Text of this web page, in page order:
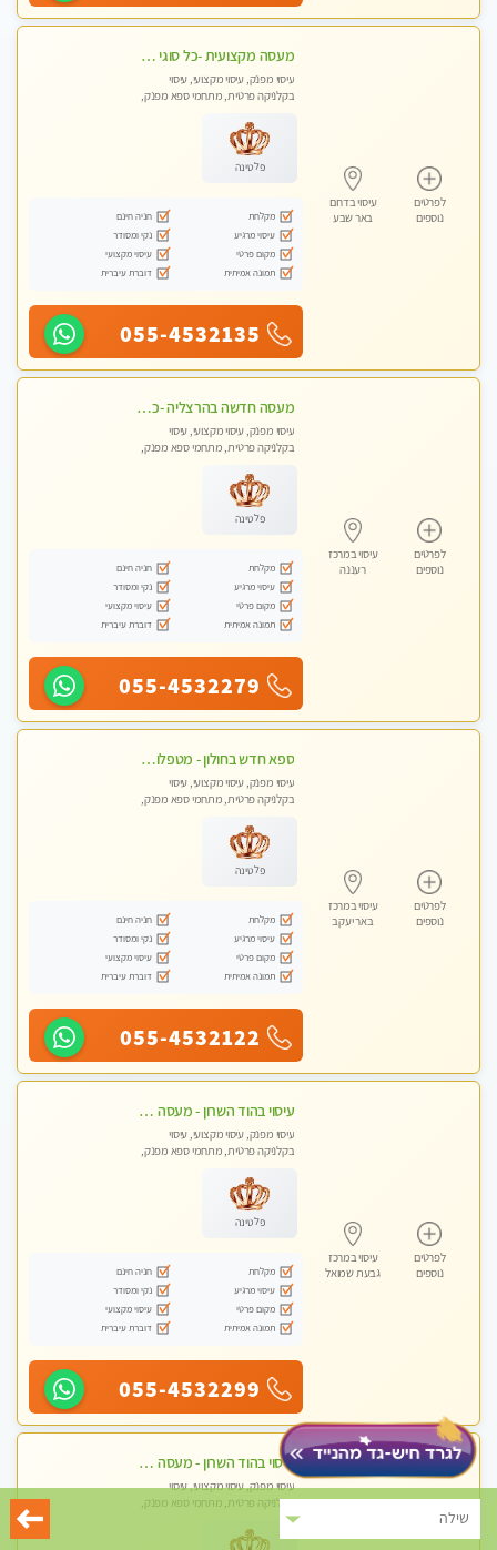
שילה
לפרטים
נוספים
עיסוי בדרום
באר שבע
מעסה מקצועית -כל סוגי העיסויים מעסה מקצועית ואיכותית פרטי!!! ללא מין ! פרטים בווצאפ- WhatsApp
עיסוי מפנק, עיסוי מקצועי, עיסוי
בקלניקה פרטית, מתחמי ספא מפנק,
פלטינה
מקלחת
חניה חינם
עיסוי מרגיע
נקי ומסודר
מקום פרטי
עיסוי מקצועי
תמונה אמיתית
דוברת עיברית
055-4532135
לפרטים
נוספים
עיסוי במרכז
רעננה
מעסה חדשה בהרצליה -כל סוגי העיסויים מעסה מקצועית ואיכותית פרטי!!!מומלץ לחלוטין!! אירוח ברמה אחרת ...כולל שתיה חמה/קרה + בקבוק מים
עיסוי מפנק, עיסוי מקצועי, עיסוי
בקלניקה פרטית, מתחמי ספא מפנק,
פלטינה
מקלחת
חניה חינם
עיסוי מרגיע
נקי ומסודר
מקום פרטי
עיסוי מקצועי
תמונה אמיתית
דוברת עיברית
055-4532279
לפרטים
נוספים
עיסוי במרכז
באר יעקב
ספא חדש בחולון - מטפלות מקצועיות ברמה גבוהה מומלץ מאוד !!! . . highly recommended..new in the city -אין פרטים נוספים במקום -ללא מין !!ממתינה לך שתגיע
עיסוי מפנק, עיסוי מקצועי, עיסוי
בקלניקה פרטית, מתחמי ספא מפנק,
פלטינה
מקלחת
חניה חינם
עיסוי מרגיע
נקי ומסודר
מקום פרטי
עיסוי מקצועי
תמונה אמיתית
דוברת עיברית
055-4532122
לפרטים
נוספים
עיסוי במרכז
גבעת שמואל
עיסוי בהוד השרון - מעסה חדשה ואיכותית לעיסוי מרגיע ומפנק VIP-מומלץ לחלוטין! פרטי! ​​​​​​ Highly recommended
עיסוי מפנק, עיסוי מקצועי, עיסוי
בקלניקה פרטית, מתחמי ספא מפנק,
פלטינה
מקלחת
חניה חינם
עיסוי מרגיע
נקי ומסודר
מקום פרטי
עיסוי מקצועי
תמונה אמיתית
דוברת עיברית
055-4532299
עיסוי בהוד השרון - מעסה חדשה ואיכותית לעיסוי מרגיע ומפנק VIP-מומלץ לחלוטין! פרטי! ​​​​​​ Highly recommended
עיסוי מפנק, עיסוי מקצועי, עיסוי
בקלניקה פרטית, מתחמי ספא מפנק,
עיסוי טנטרה